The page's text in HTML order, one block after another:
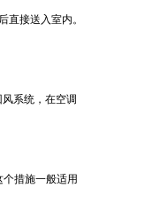
接送入室内。
系统，在空调
措施一般适用